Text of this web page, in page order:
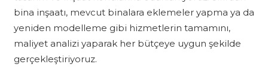
bina inşaatı, mevcut binalara eklemeler yapma ya da
yeniden modelleme gibi hizmetlerin tamamını,
maliyet analizi yaparak her bütçeye uygun şekilde
gerçekleştiriyoruz.